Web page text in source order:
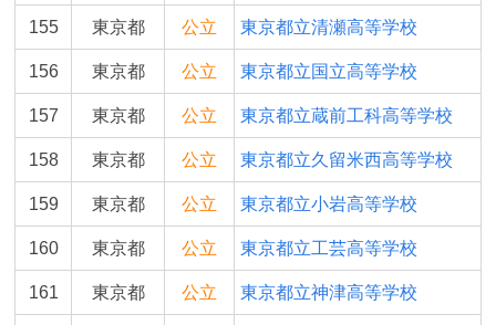
155 東京都 公立 東京都立清瀬高等学校
156 東京都 公立 東京都立国立高等学校
157 東京都 公立 東京都立蔵前工科高等学校
158 東京都 公立 東京都立久留米西高等学校
159 東京都 公立 東京都立小岩高等学校
160 東京都 公立 東京都立工芸高等学校
161 東京都 公立 東京都立神津高等学校